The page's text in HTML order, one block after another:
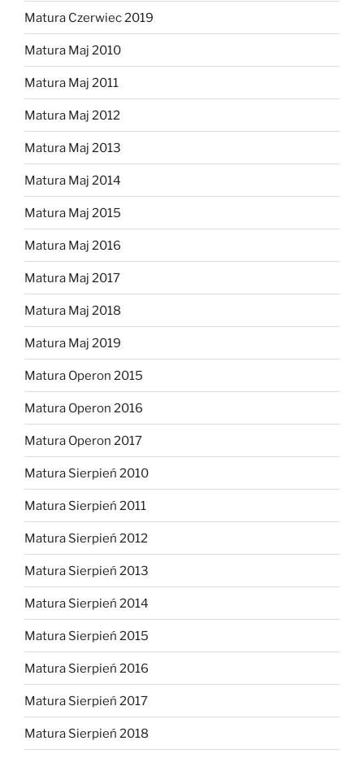
Matura Czerwiec 2019
Matura Maj 2010
Matura Maj 2011
Matura Maj 2012
Matura Maj 2013
Matura Maj 2014
Matura Maj 2015
Matura Maj 2016
Matura Maj 2017
Matura Maj 2018
Matura Maj 2019
Matura Operon 2015
Matura Operon 2016
Matura Operon 2017
Matura Sierpień 2010
Matura Sierpień 2011
Matura Sierpień 2012
Matura Sierpień 2013
Matura Sierpień 2014
Matura Sierpień 2015
Matura Sierpień 2016
Matura Sierpień 2017
Matura Sierpień 2018